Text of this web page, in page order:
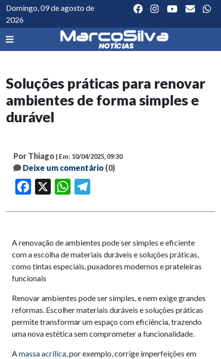
Domingo, 09 de agosto de
2026
Soluções práticas para renovar
ambientes de forma simples e
durável
Por Thiago | Em: 10/04/2025, 09:30
Deixe um comentário (0)
Facebook WhatsApp
A renovação de ambientes pode ser simples e eficiente
com a escolha de materiais duráveis e soluções práticas,
como tintas especiais, puxadores modernos e prateleiras
funcionais
Renovar ambientes pode ser simples, e nem exige grandes
reformas. Escolher materiais duráveis e soluções práticas
permite transformar um espaço com eficiência, trazendo
uma nova estética sem comprometer a funcionalidade.
Amassa acrílica, por exemplo, corrige imperfeições em